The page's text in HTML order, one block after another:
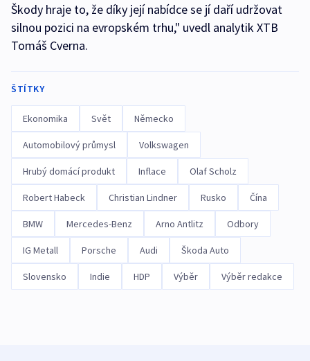
Škody hraje to, že díky její nabídce se jí daří udržovat
silnou pozici na evropském trhu," uvedl analytik XTB
Tomáš Cverna.
ŠTÍTKY
Ekonomika Svět Německo
Automobilový průmysl Volkswagen
Hrubý domácí produkt Inflace Olaf Scholz
Robert Habeck Christian Lindner Rusko Čína
BMW Mercedes-Benz Arno Antlitz Odbory
IG Metall Porsche Audi Škoda Auto
Slovensko Indie HDP Výběr Výběr redakce